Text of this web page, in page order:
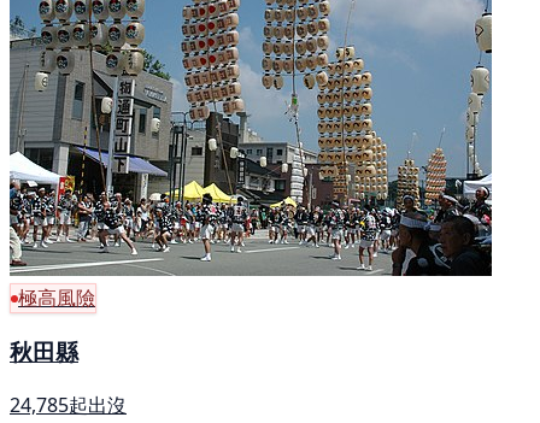
極高風險
秋田縣
24,785起出沒